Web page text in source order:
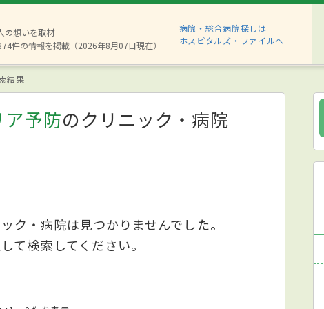
の想いを取材
件の情報を掲載（2026年8月07日現在）
病院・総合病院探しは
ホスピタルズ・ファイルへ
結果
予防のクリニック・病院
ク・病院は見つかりませんでした。
て検索してください。